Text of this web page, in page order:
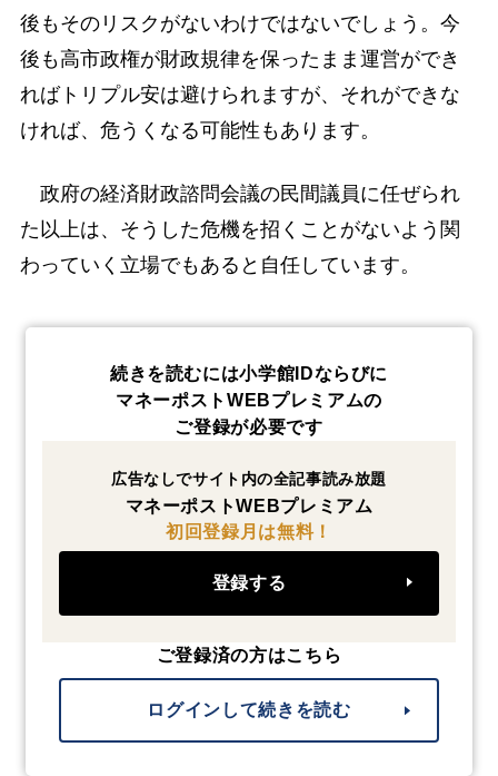
後もそのリスクがないわけではないでしょう。今
後も高市政権が財政規律を保ったまま運営ができ
ればトリプル安は避けられますが、それができな
ければ、危うくなる可能性もあります。
政府の経済財政諮問会議の民間議員に任ぜられ
た以上は、そうした危機を招くことがないよう関
わっていく立場でもあると自任しています。
続きを読むには小学館IDならびに
マネーポストWEBプレミアムの
ご登録が必要です
広告なしでサイト内の全記事読み放題
マネーポストWEBプレミアム
初回登録月は無料！
登録する
ご登録済の方はこちら
ログインして続きを読む